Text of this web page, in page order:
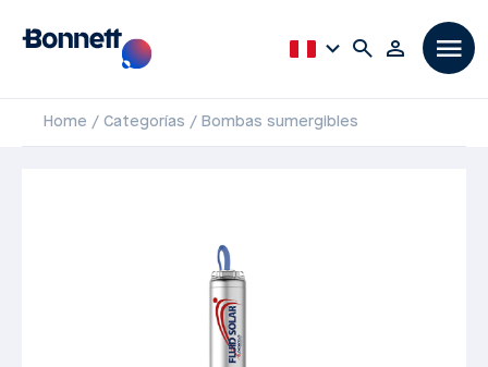
Home Categorías Bombas sumergibles